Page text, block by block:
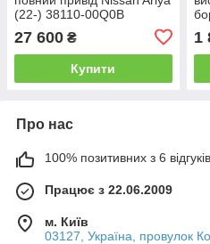
(22-) 38110-00Q0B
27 600 ₴
Купити
1
Про нас
100% позитивних з 6
Працює з 22.06.2009
м. Київ
03127, Україна, провулок